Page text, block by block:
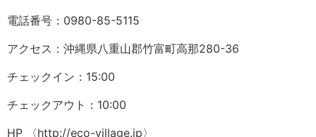
電話番号：0980-85-5115
アクセス：沖縄県八重山郡竹富町高那280-36
チェックイン：15:00
チェックアウト：10:00
HP
〈http://eco-village.jp〉